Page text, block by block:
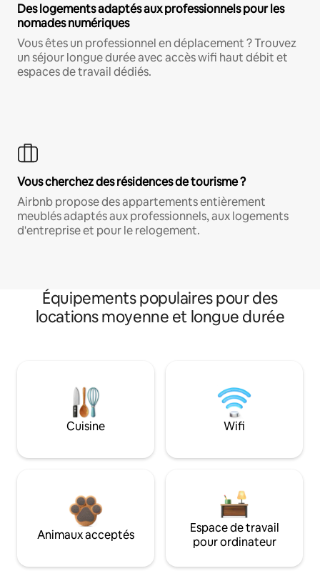
Des logements adaptés aux professionnels pour les
nomades numériques
Vous êtes un professionnel en déplacement ? Trouvez
un séjour longue durée avec accès wifi haut débit et
espaces de travail dédiés.
Vous cherchez des résidences de tourisme ?
Airbnb propose des appartements entièrement
meublés adaptés aux professionnels, aux logements
d'entreprise et pour le relogement.
Équipements populaires pour des
locations moyenne et longue durée
Cuisine Wifi
Animaux acceptés
Espace de travail
pour ordinateur